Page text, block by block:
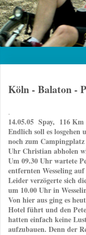
Köln - Balaton -
.
14.05.05 Spay, 116 Km
Endlich soll es losgehen
noch zum
Uhr Christian abholen
Um 09.30 Uhr wartete
entfernten Wesseling auf
Leider verzögerte sich
um 10.00 Uhr in
Von hier aus ging es
Hotel führt und den
hatten einfach keine
aufzubauen. Denn der